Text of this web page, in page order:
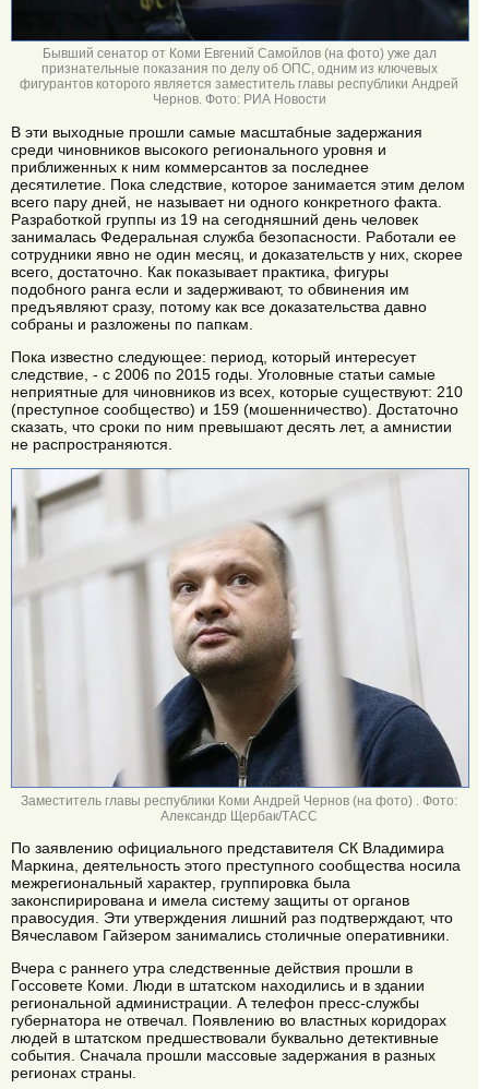
Бывший сенатор от Коми Евгений Самойлов (на фото) уже дал
признательные показания по делу об ОПС, одним из ключевых
фигурантов которого является заместитель главы республики Андрей
Чернов. Фото: РИА Новости
В эти выходные прошли самые масштабные задержания
среди чиновников высокого регионального уровня и
приближенных к ним коммерсантов за последнее
десятилетие. Пока следствие, которое занимается этим делом
всего пару дней, не называет ни одного конкретного факта.
Разработкой группы из 19 на сегодняшний день человек
занималась Федеральная служба безопасности. Работали ее
сотрудники явно не один месяц, и доказательств у них, скорее
всего, достаточно. Как показывает практика, фигуры
подобного ранга если и задерживают, то обвинения им
предъявляют сразу, потому как все доказательства давно
собраны и разложены по папкам.
Пока известно следующее: период, который интересует
следствие, - с 2006 по 2015 годы. Уголовные статьи самые
неприятные для чиновников из всех, которые существуют: 210
(преступное сообщество) и 159 (мошенничество). Достаточно
сказать, что сроки по ним превышают десять лет, а амнистии
не распространяются.
Заместитель главы республики Коми Андрей Чернов (на фото) . Фото:
Александр Щербак/ТАСС
По заявлению официального представителя СК Владимира
Маркина, деятельность этого преступного сообщества носила
межрегиональный характер, группировка была
законспирирована и имела систему защиты от органов
правосудия. Эти утверждения лишний раз подтверждают, что
Вячеславом Гайзером занимались столичные оперативники.
Вчера с раннего утра следственные действия прошли в
Госсовете Коми. Люди в штатском находились и в здании
региональной администрации. А телефон пресс-службы
губернатора не отвечал. Появлению во властных коридорах
людей в штатском предшествовали буквально детективные
события. Сначала прошли массовые задержания в разных
регионах страны.